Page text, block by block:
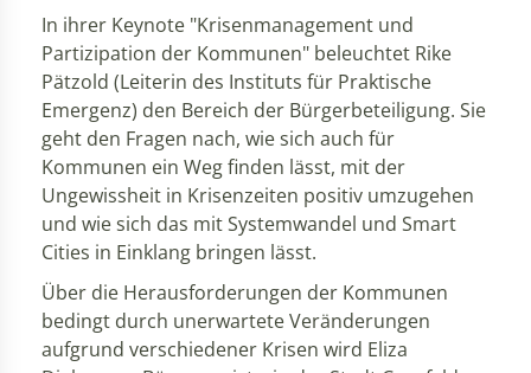
In ihrer Keynote "Krisenmanagement und
Partizipation der Kommunen" beleuchtet Rike
Pätzold (Leiterin des Instituts für Praktische
Emergenz) den Bereich der Bürgerbeteiligung. Sie
geht den Fragen nach, wie sich auch für
Kommunen ein Weg finden lässt, mit der
Ungewissheit in Krisenzeiten positiv umzugehen
und wie sich das mit Systemwandel und Smart
Cities in Einklang bringen lässt.
Über die Herausforderungen der Kommunen
bedingt durch unerwartete Veränderungen
aufgrund verschiedener Krisen wird Eliza